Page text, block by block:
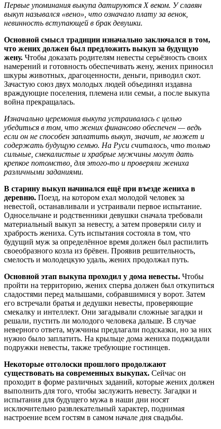
Первые упоминания выкупа датируются X веком. У славян
выкуп назывался «вено», что означало плату за венок,
невинность вступающей в брак девушки.
Основной смысл традиции изначально заключался в том,
что жених должен был предложить выкуп за будущую
жену. Чтобы доказать родителям невесты серьёзность своих
намерений и готовность обеспечивать жену, жених приносил
шкуры животных, драгоценности, деньги, приводил скот.
Зачастую союз двух молодых людей объединял издавна
враждующие поселения, племена или семьи, а после выкупа
война прекращалась.
Изначально церемония выкупа устраивалась с целью
убедиться в том, что жених финансово обеспечен — ведь
если он не способен заплатить выкуп, значит, не может и
содержать будущую семью. На Руси считалось, что только
сильные, смекалистые и храбрые мужчины могут дать
крепкое потомство, для этого-то и проверяли жениха
различными заданиями.
В старину выкуп начинался ещё при въезде жениха в
деревню. Поезд, на котором ехал молодой человек за
невестой, останавливали и устраивали первое испытание.
Односельчане и родственники девушки сначала требовали
материальный выкуп за невесту, а затем проверяли силу и
храбрость жениха. Суть испытания состояла в том, что
будущий муж за определённое время должен был распилить
своеобразного козла из брёвен. Проявив решительность,
смелость и молодецкую удаль, жених продолжал путь.
Основной этап выкупа проходил у дома невесты. Чтобы
пройти на территорию, жених сперва должен был откупиться
сладостями перед малышами, собравшимися у ворот. Затем
его встречали братья и дедушки невесты, проверяющие
смекалку и интеллект. Они загадывали сложные загадки и
решали, пустить ли молодого человека дальше. В случае
неверного ответа, мужчины предлагали подсказки, но за них
нужно было заплатить. На крыльце дома жениха поджидали
подружки невесты, также требующие гостинцев.
Некоторые отголоски прошлого продолжают
существовать на современных выкупах. Сейчас он
проходит в форме различных заданий, которые жених должен
выполнить для того, чтобы заслужить невесту. Загадки и
испытания для будущего мужа в наши дни носят
исключительно развлекательный характер, поднимая
настроение всем гостям в самом начале дня свадьбы.